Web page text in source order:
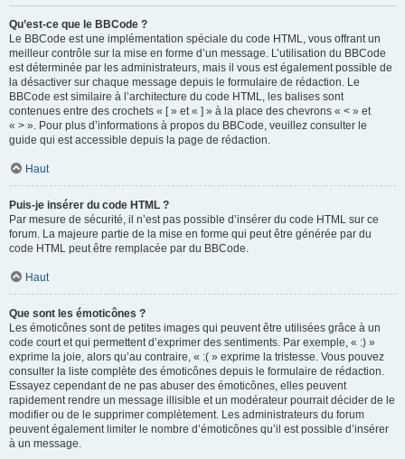
Qu’est-ce que le BBCode ?
Le BBCode est une implémentation spéciale du code HTML, vous offrant un
meilleur contrôle sur la mise en forme d’un message. L’utilisation du BBCode
est déterminée par les administrateurs, mais il vous est également possible de
la désactiver sur chaque message depuis le formulaire de rédaction. Le
BBCode est similaire à l’architecture du code HTML, les balises sont
contenues entre des crochets « [ » et « ] » à la place des chevrons « < » et
« > ». Pour plus d’informations à propos du BBCode, veuillez consulter le
guide qui est accessible depuis la page de rédaction.
Haut
Puis-je insérer du code HTML ?
Par mesure de sécurité, il n’est pas possible d’insérer du code HTML sur ce
forum. La majeure partie de la mise en forme qui peut être générée par du
code HTML peut être remplacée par du BBCode.
Haut
Que sont les émoticônes ?
Les émoticônes sont de petites images qui peuvent être utilisées grâce à un
code court et qui permettent d’exprimer des sentiments. Par exemple, « :) »
exprime la joie, alors qu’au contraire, « :( » exprime la tristesse. Vous pouvez
consulter la liste complète des émoticônes depuis le formulaire de rédaction.
Essayez cependant de ne pas abuser des émoticônes, elles peuvent
rapidement rendre un message illisible et un modérateur pourrait décider de le
modifier ou de le supprimer complètement. Les administrateurs du forum
peuvent également limiter le nombre d’émoticônes qu’il est possible d’insérer
à un message.